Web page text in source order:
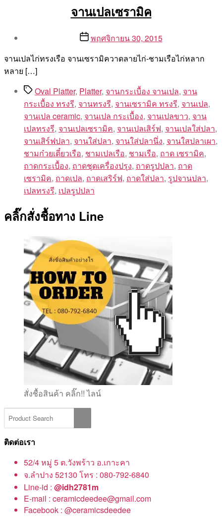
จานเปลเซรามิค
Aea
Postพฤศจิกายน 30, 2015
จานเปลไก่ทรงเรือ จานเซรามิควาดลายไก่-ชามเรือไก่หลาก
หลาย […]
TagsOval Platter, Platter, จานกระเบื้อง จานเปล, จาน
กระเบื้อง ทรงรี, จานทรงรี, จานเซรามิค ทรงรี, จานเปล,
จานเปล ceramic, จานเปล กระเบื้อง, จานเปลขาว, จาน
เปลทรงรี, จานเปลเซรามิค, จานเปลเสิร์ฟ, จานเปลใส่ปลา,
จานเสิร์ฟปลา, จานใส่ปลา, จานใส่ปลานึ่ง, จานใสปลาเผา,
ชามก๋วยเตี๋ยวเรือ, ชามเปลเรือ, ชามเรือ, ถาด เซรามิค,
ถาดกระเบื้อง, ถาดชุดเครื่องปรุง, ถาดรูปปลา, ถาด
เซรามิค, ถาดเปล, ถาดเสริร์ฟ, ถาดใส่ปลา, รูปจานปลา,
เปลทรงรี, เปลรูปปลา
คลิ๊กสั่งชื้อทาง Line
สั่งชื้อสินค้า คลิ๊ก!! ไลน์
ติดต่อเรา
52/4 หมู่ 5 ต.วังพร้าว อ.เกาะคา
จ.ลำปาง 52130 โทร : 080-792-6840
Line-id : @idh2781m
E-mail : ceramicdeedee@gmail.com
Facebook : @ceramicsdeedee